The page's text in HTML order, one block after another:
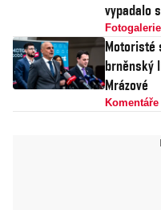
vypadalo
Fotogalerie
Motoristé
brněnský
Mrázové
Komentáře